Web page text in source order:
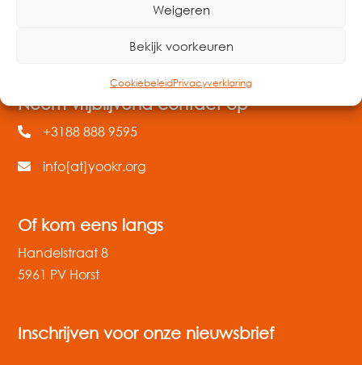
Weigeren
Bekijk voorkeuren
CookiebeleidPrivacyverklaring
Neem vrijblijvend contact op
+3188 888 9595
info[at]yookr.org
Of kom eens langs
Handelstraat 8
5961 PV Horst
Inschrijven voor onze nieuwsbrief